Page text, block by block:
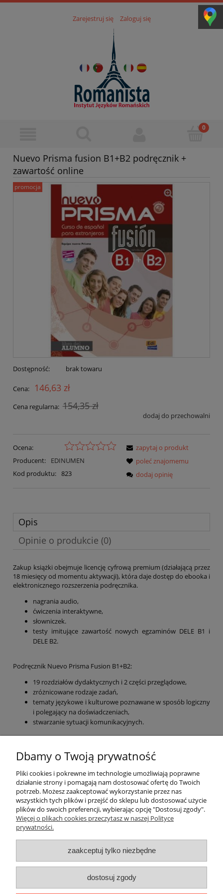
Zarejestruj się Zaloguj się
Nuevo Prisma fusion B1+B2 podręcznik +
zawartość online
promocja
Dostępność: brak towaru
Cena: 146,63 zł
Cena regularna: 154,35 zł
dodaj do przechowalni
Ocena:
Producent:
EDINUMEN
Kod produktu: 823
zapytaj o produkt
poleć znajomemu
dodaj opinię
Opis
Opinie o produkcie (0)
Zakup książki obejmuje licencję cyfrową premium (działającą przez
18 miesięcy od momentu aktywacji), która daje dostęp do ebooka i
elektronicznego rozszerzenia podręcznika.
nagrania audio,
ćwiczenia interaktywne,
słowniczek.
testy imitujące zawartość nowych egzaminów DELE B1 i
DELE B2.
Podręcznik Nuevo Prisma Fusion B1+B2:
19 rozdziałów dydaktycznych i 2 części przeglądowe,
zróżnicowane rodzaje zadań,
tematy językowe i kulturowe poznawane w sposób logiczny
i polegający na doświadczeniach,
stwarzanie sytuacji komunikacyjnych.
EAN:9788498489033
ZAJRZYJ DO ŚRODKA
O nas
Płatności i dostawa
Moje konto
"Romanista" Internetowa Księgarnia Językowa 2025
Dbamy o Twoją prywatność
Pliki cookies i pokrewne im technologie umożliwiają poprawne
działanie strony i pomagają nam dostosować ofertę do Twoich
potrzeb. Możesz zaakceptować wykorzystanie przez nas
wszystkich tych plików i przejść do sklepu lub dostosować użycie
plików do swoich preferencji, wybierając opcję "Dostosuj zgody".
Więcej o plikach cookies przeczytasz w naszej Polityce
prywatności.
zaakceptuj tylko niezbędne
dostosuj zgody